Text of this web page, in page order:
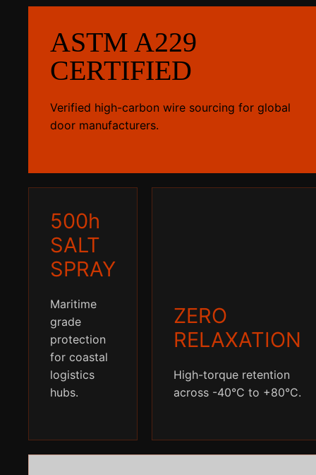
ASTM A229
CERTIFIED
Verified high-carbon wire sourcing for global
door manufacturers.
500h
SALT
SPRAY
Maritime
grade
protection
for coastal
logistics
hubs.
ZERO
RELAXATION
High-torque retention
across -40°C to +80°C.